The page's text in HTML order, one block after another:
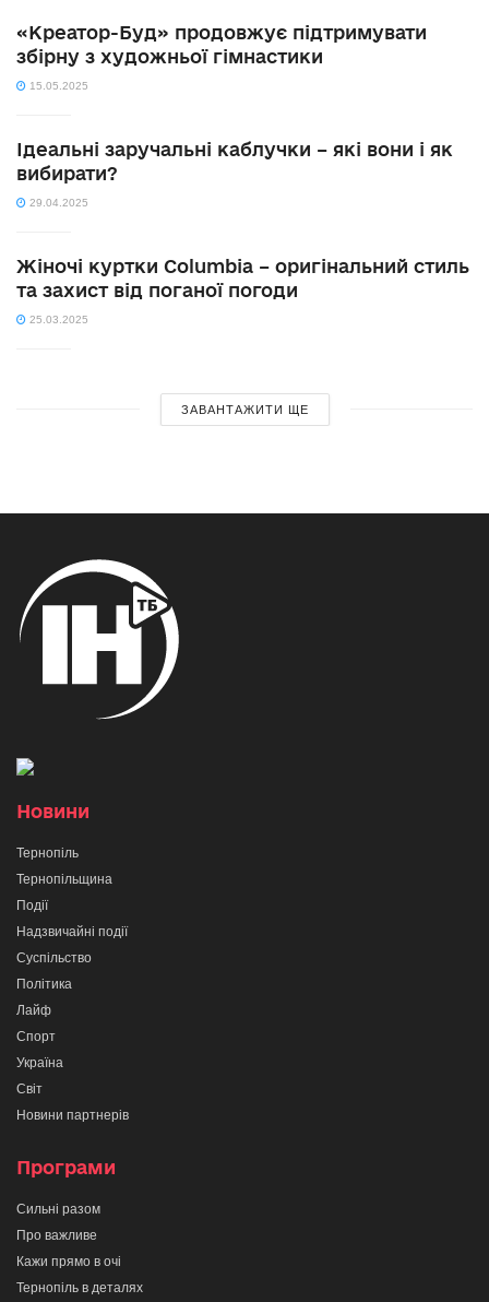
«Креатор-Буд» продовжує підтримувати
збірну з художньої гімнастики
15.05.2025
Ідеальні заручальні каблучки – які вони і як
вибирати?
29.04.2025
Жіночі куртки Columbia – оригінальний стиль
та захист від поганої погоди
25.03.2025
ЗАВАНТАЖИТИ ЩЕ
Новини
Тернопіль
Тернопільщина
Події
Надзвичайні події
Суспільство
Політика
Лайф
Спорт
Україна
Світ
Новини партнерів
Програми
Сильні разом
Про важливе
Кажи прямо в очі
Тернопіль в деталях